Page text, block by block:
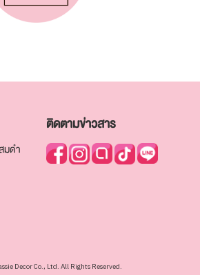
มดำ
ติดตามข่าวสาร
Decor Co., Ltd. All Rights Reserved.